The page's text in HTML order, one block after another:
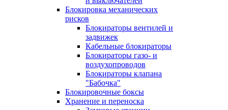
Блокировка механических
рисков
Блокираторы вентилей и
задвижек
Кабельные блокираторы
Блокираторы газо- и
воздухопроводов
Блокираторы клапана
"Бабочка"
Блокировочные боксы
Хранение и переноска